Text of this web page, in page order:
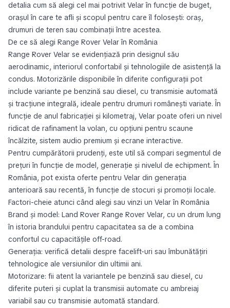
detalia cum să alegi cel mai potrivit Velar în funcție de buget,
orașul în care te afli și scopul pentru care îl folosești: oraș,
drumuri de teren sau combinații între acestea.
De ce să alegi Range Rover Velar în România
Range Rover Velar se evidențiază prin designul său
aerodinamic, interiorul confortabil și tehnologiile de asistență la
condus. Motorizările disponibile în diferite configurații pot
include variante pe benzină sau diesel, cu transmisie automată
și tracțiune integrală, ideale pentru drumuri românești variate. În
funcție de anul fabricației și kilometraj, Velar poate oferi un nivel
ridicat de rafinament la volan, cu opțiuni pentru scaune
încălzite, sistem audio premium și ecrane interactive.
Pentru cumpărătorii prudenți, este util să compari segmentul de
prețuri în funcție de model, generație și nivelul de echipment. În
România, pot exista oferte pentru Velar din generația
anterioară sau recentă, în funcție de stocuri și promoții locale.
Factori-cheie atunci când alegi sau vinzi un Velar în România
Brand și model: Land Rover Range Rover Velar, cu un drum lung
în istoria brandului pentru capacitatea sa de a combina
confortul cu capacitățile off-road.
Generația: verifică detalii despre facelift-uri sau îmbunătățiri
tehnologice ale versiunilor din ultimii ani.
Motorizare: fii atent la variantele pe benzină sau diesel, cu
diferite puteri și cuplat la transmisii automate cu ambreiaj
variabil sau cu transmisie automată standard.